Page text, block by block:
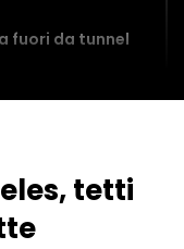
fuori da tunnel
tetti